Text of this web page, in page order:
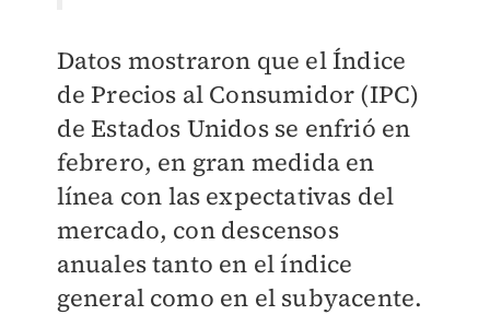
Datos mostraron que el Índice
de Precios al Consumidor (IPC)
de Estados Unidos se enfrió en
febrero, en gran medida en
línea con las expectativas del
mercado, con descensos
anuales tanto en el índice
general como en el subyacente.